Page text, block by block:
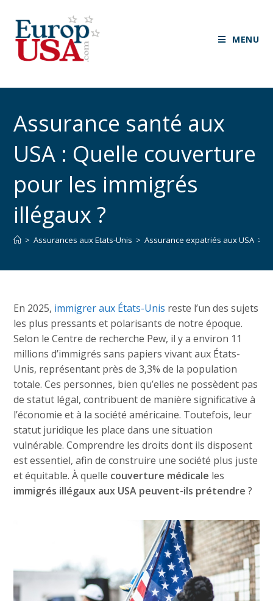
MENU
Assurance santé aux
USA : Quelle couverture
pour les immigrés
illégaux ?
> Assurances aux Etats-Unis > Assurance expatriés aux USA >
En 2025, immigrer aux États-Unis reste l’un des sujets
les plus pressants et polarisants de notre époque.
Selon le Centre de recherche Pew, il y a environ 11
millions d’immigrés sans papiers vivant aux États-
Unis, représentant près de 3,3% de la population
totale. Ces personnes, bien qu’elles ne possèdent pas
de statut légal, contribuent de manière significative à
l’économie et à la société américaine. Toutefois, leur
statut juridique les place dans une situation
vulnérable. Comprendre les droits dont ils disposent
est essentiel, afin de construire une société plus juste
et équitable. À quelle couverture médicale les
immigrés illégaux aux USA peuvent-ils prétendre ?